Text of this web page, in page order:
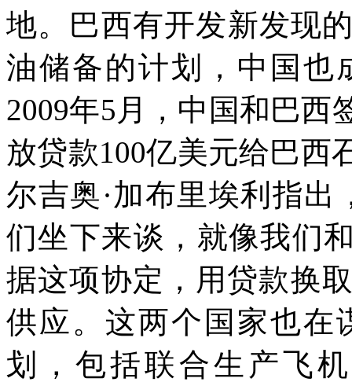
地。巴西有开发新发现
油储备的计划，中国也
2009年5 月，中国和巴西
放贷款100亿美元给巴西
尔吉奥·加布里埃利指
们坐下来谈，就像我们
据这项协定，用贷款换
供应。这两个国家也在
划，包括联合生产飞